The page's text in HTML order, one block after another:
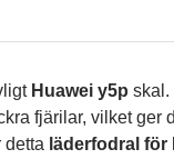
Huawei y5pskal.
fjärilar, vilket ger
detta läderfodral